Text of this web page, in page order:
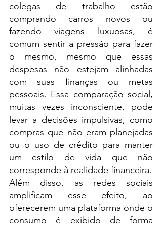
colegas de trabalho estão
comprando carros novos ou
fazendo viagens luxuosas, é
comum sentir a pressão para fazer
o mesmo, mesmo que essas
despesas não estejam alinhadas
com suas finanças ou metas
pessoais. Essa comparação social,
muitas vezes inconsciente, pode
levar a decisões impulsivas, como
compras que não eram planejadas
ou o uso de crédito para manter
um estilo de vida que não
corresponde à realidade financeira.
Além disso, as redes sociais
amplificam esse efeito, ao
oferecerem uma plataforma onde o
consumo é exibido de forma